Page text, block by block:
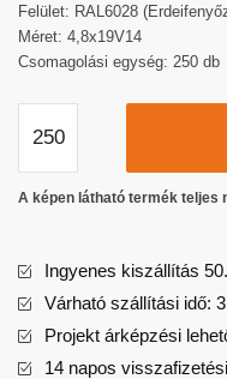
Felület: RAL6028
Méret: 4,8x19V14
Csomagolási egység: 250 db
A képen látható termék teljes
Ingyenes kiszállítás
Várható szállítási idő:
Projekt árképzési
14 napos